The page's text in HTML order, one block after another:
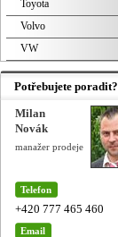
Toyota
Volvo
VW
Potřebujete poradit?
Milan
Novák
manažer prodeje
Telefon
+420 777 465 460
Email